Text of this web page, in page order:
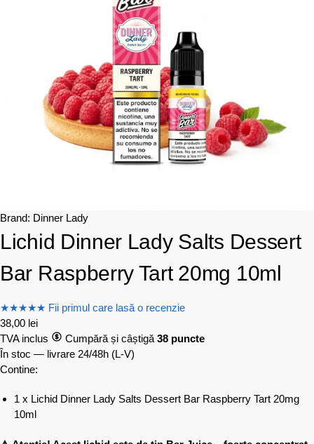
Brand: Dinner Lady
Lichid Dinner Lady Salts Dessert
Bar Raspberry Tart 20mg 10ml
★★★★★ Fii primul care lasă o recenzie
38,00 lei
TVA inclus
Cumpără și câștigă 38 puncte
În stoc — livrare 24/48h (L-V)
Contine:
1 x Lichid Dinner Lady Salts Dessert Bar Raspberry Tart 20mg
10ml